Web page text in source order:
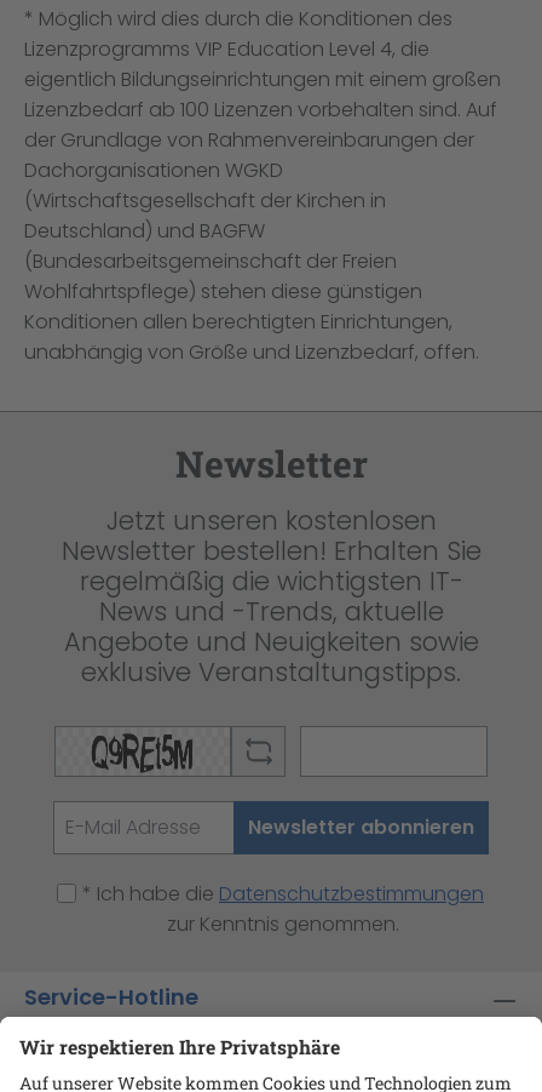
* Möglich wird dies durch die Konditionen des
Lizenzprogramms VIP Education Level 4, die
eigentlich Bildungseinrichtungen mit einem großen
Lizenzbedarf ab 100 Lizenzen vorbehalten sind. Auf
der Grundlage von Rahmenvereinbarungen der
Dachorganisationen WGKD
(Wirtschaftsgesellschaft der Kirchen in
Deutschland) und BAGFW
(Bundesarbeitsgemeinschaft der Freien
Wohlfahrtspflege) stehen diese günstigen
Konditionen allen berechtigten Einrichtungen,
unabhängig von Größe und Lizenzbedarf, offen.
Newsletter
Jetzt unseren kostenlosen
Newsletter bestellen! Erhalten Sie
regelmäßig die wichtigsten IT-
News und -Trends, aktuelle
Angebote und Neuigkeiten sowie
exklusive Veranstaltungstipps.
Newsletter abonnieren
* Ich habe die Datenschutzbestimmungen
zur Kenntnis genommen.
Service-Hotline
Shop-Service